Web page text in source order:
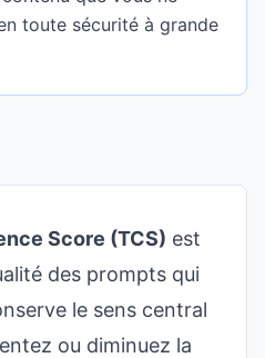
toute sécurité à grande
Score (TCS) est
des prompts qui
le sens central
ou diminuez la